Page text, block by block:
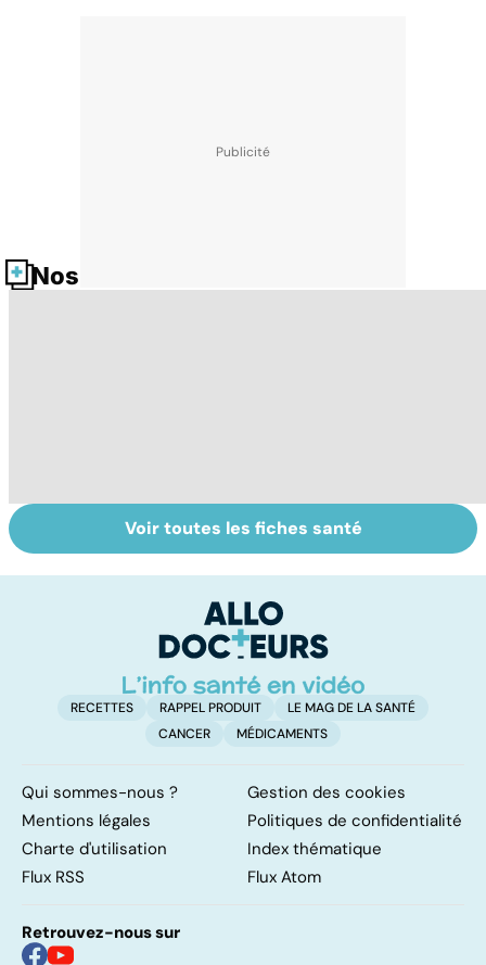
Nos fiches santé
L'avortement :
quels délais,
Gynéco : un suivi
pour la vie
Voir toutes les fiches santé
RECETTES RAPPEL PRODUIT
LE MAG DE LA SANTÉ
CANCER
MÉDICAMENTS
Qui sommes-nous ?
Gestion des cookies
Mentions légales
Politiques de confidentialité
Charte d'utilisation
Index thématique
Flux RSS
Flux Atom
Retrouvez-nous sur